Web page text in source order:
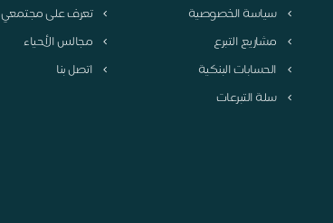
سياسة الخصوصية
تعرف على مجتمعي
مشاريع التبرع
مجالس الأحياء
الحسابات البنكية
اتصل بنا
سلة التبرعات